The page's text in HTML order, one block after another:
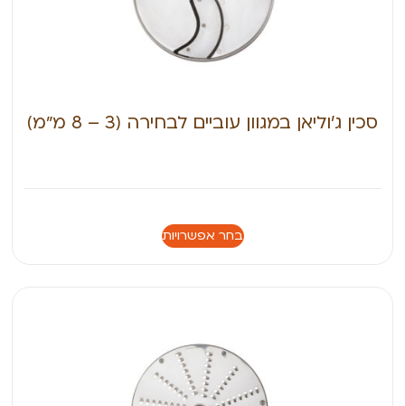
סכין ג’וליאן במגוון עוביים לבחירה (3 – 8 מ״מ)
בחר אפשרויות